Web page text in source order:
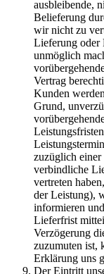
ausbleibende,
Belieferung
wir nicht zu
Lieferung oder
unmöglich
Vertrag
Kunden
Grund,
zuzüglich
verbindliche
vertreten
der Leistung),
informieren
Lieferfrist
Verzögerung
zuzumuten ist,
Erklärung uns
Der Eintritt